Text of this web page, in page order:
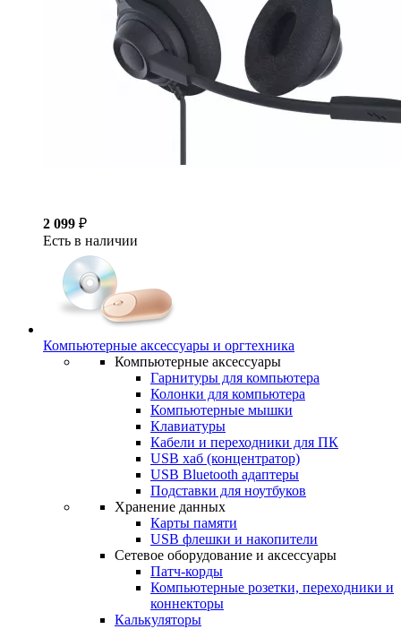
2 099 ₽
Есть в наличии
Компьютерные аксессуары и оргтехника
Компьютерные аксессуары
Гарнитуры для компьютера
Колонки для компьютера
Компьютерные мышки
Клавиатуры
Кабели и переходники для ПК
USB хаб (концентратор)
USB Bluetooth адаптеры
Подставки для ноутбуков
Хранение данных
Карты памяти
USB флешки и накопители
Сетевое оборудование и аксессуары
Патч-корды
Компьютерные розетки, переходники и
коннекторы
Калькуляторы